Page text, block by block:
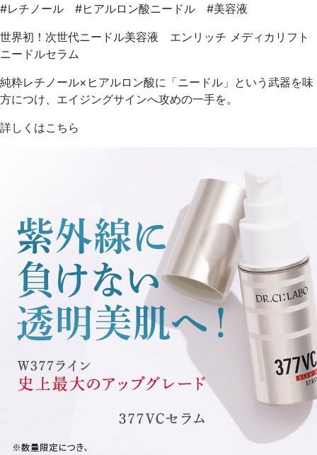
#レチノール #ヒアルロン酸ニードル #美容液
世界初！次世代ニードル美容液 エンリッチ メディカリフト
ニードルセラム
純粋レチノール×ヒアルロン酸に「ニードル」という武器を味
方につけ、エイジングサインへ攻めの一手を。
詳しくはこちら